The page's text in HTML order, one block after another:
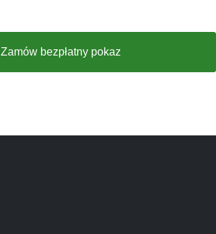
Zamów bezpłatny pokaz